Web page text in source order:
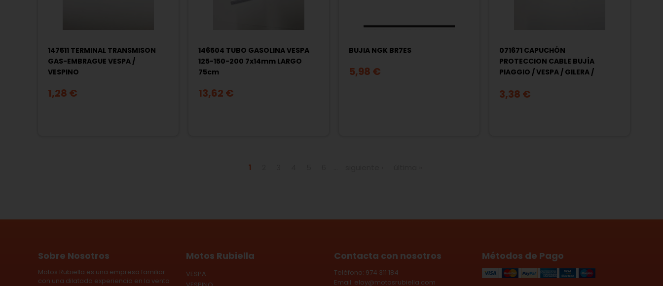
147511 TERMINAL TRANSMISON
GAS-EMBRAGUE VESPA /
VESPINO
1,28 €
146504 TUBO GASOLINA VESPA
125-150-200 7x14mm LARGO
75cm
13,62 €
BUJIA NGK BR7ES
5,98 €
071671 CAPUCHÓN
PROTECCION CABLE BUJÍA
PIAGGIO / VESPA / GILERA /
3,38 €
1
Sobre Nosotros
Motos Rubiella es una empresa familiar
con una dilatada experiencia en la venta
Motos Rubiella
VESPA
Contacta con nosotros
Teléfono: 974 311 184
Email: eloy@motosrubiella.com
Métodos de Pago